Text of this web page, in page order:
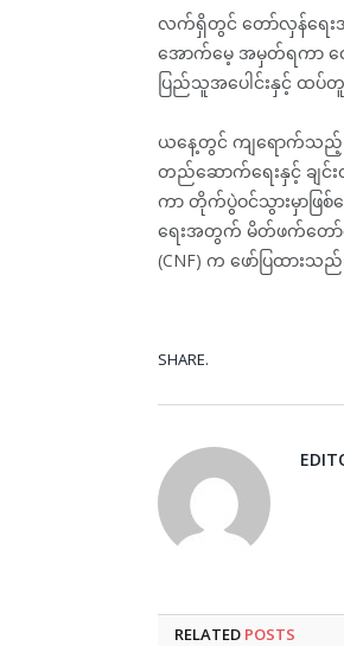
လက်ရှိတွင် တော်လှန်ရေးအ
အောက်မေ့ အမှတ်ရကာ လ
ပြည်သူအပေါင်းနှင့် ထပ်တူ
ယနေ့တွင် ကျရောက်သည့် (၇
တည်ဆောက်ရေးနှင့် ချင်
ကာ တိုက်ပွဲဝင်သွားမှာဖြ
ရေးအတွက် မိတ်ဖက်တော်လှ
(CNF) က ဖော်ပြထားသည်
SHARE.
RELATED POSTS